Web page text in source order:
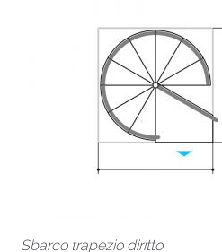
Sbarco trapezio diritto